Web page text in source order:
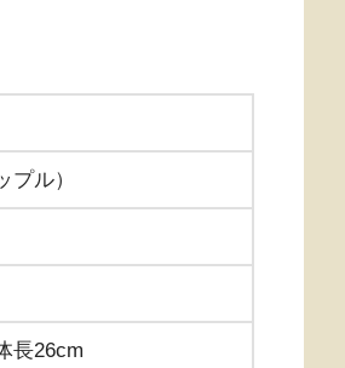
ル）
長26cm